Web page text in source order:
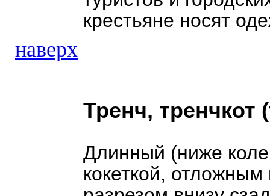
крестьяне носят
наверх
Тренч, тренчкот
Длинный (ниже
кокеткой,